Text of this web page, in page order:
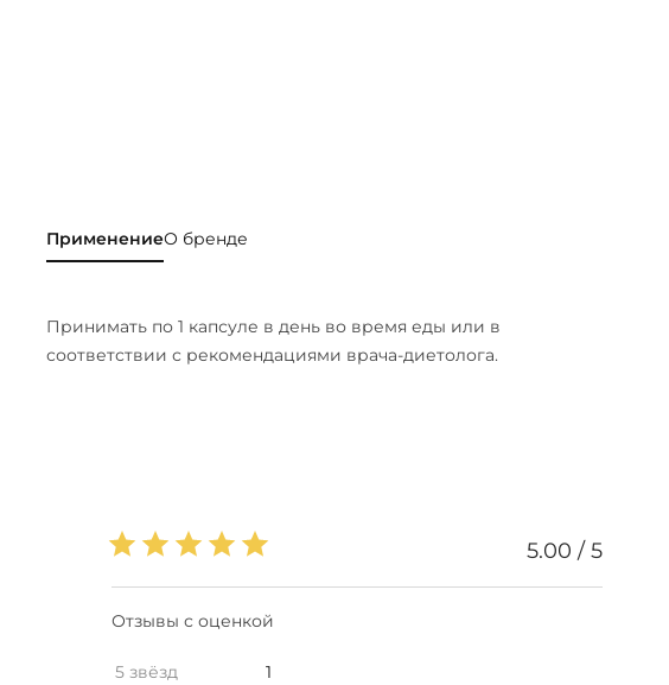
ПрименениеО бренде
Принимать по 1 капсуле в день во время еды или в
соответствии с рекомендациями врача-диетолога.
5.00 / 5
Отзывы с оценкой
5 звёзд
1